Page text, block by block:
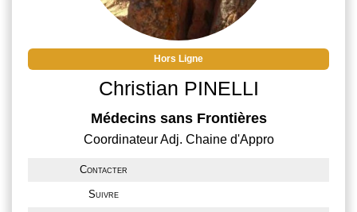
Hors Ligne
Christian PINELLI
Médecins sans Frontières
Coordinateur Adj. Chaine d'Appro
Contacter
Suivre